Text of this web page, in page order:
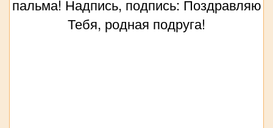
пальма! Надпись, подпись: Поздравляю
Тебя, родная подруга!